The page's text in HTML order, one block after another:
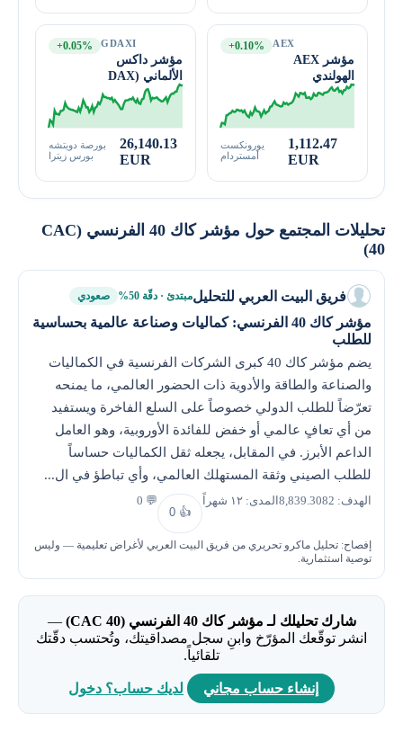
AEX
مؤشر AEX
الهولندي
+0.10%
1,112.47
EUR
يورونكست
أمستردام
GDAXI
مؤشر داكس
الألماني (DAX
40)
+0.05%
26,140.13
EUR
بورصة دويتشه
بورس زيترا
تحليلات المجتمع حول مؤشر كاك 40 الفرنسي (CAC
40)
فريق البيت العربي للتحليلمبتدئ · دقّة 50% صعودي
مؤشر كاك 40 الفرنسي: كماليات وصناعة عالمية بحساسية
للطلب
يضم مؤشر كاك 40 كبرى الشركات الفرنسية في الكماليات
والصناعة والطاقة والأدوية ذات الحضور العالمي، ما يمنحه
تعرّضاً للطلب الدولي خصوصاً على السلع الفاخرة ويستفيد
من أي تعافٍ عالمي أو خفض للفائدة الأوروبية، وهو العامل
الداعم الأبرز. في المقابل، يجعله ثقل الكماليات حساساً
للطلب الصيني وثقة المستهلك العالمي، وأي تباطؤ في ال...
الهدف: 8,839.3082
المدى: ١٢ شهراً
👍
0
💬 0
إفصاح: تحليل ماكرو تحريري من فريق البيت العربي لأغراض تعليمية — وليس
توصية استثمارية.
شارك تحليلك لـ مؤشر كاك 40 الفرنسي (CAC 40)
—
انشر توقّعك المؤرّخ وابنِ سجل مصداقيتك، وتُحتسب دقّتك
تلقائياً.
إنشاء حساب مجاني لديك حساب؟ دخول